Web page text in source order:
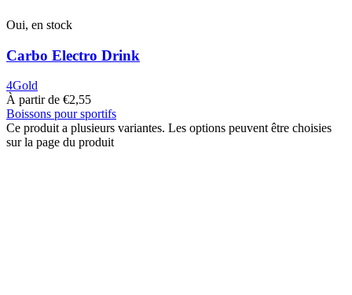
Oui, en stock
Carbo Electro Drink
4Gold
À partir de €2,55
Boissons pour sportifs
Ce produit a plusieurs variantes. Les options peuvent être choisies
sur la page du produit